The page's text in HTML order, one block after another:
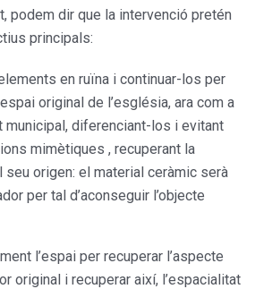
podem dir que la intervenció pretén
principals:
en ruïna i continuar-los per
original de l’església, ara com a
municipal, diferenciant-los i evitant
mimètiques , recuperant la
seu origen: el material ceràmic serà
per tal d’aconseguir l’objecte
l’espai per recuperar l’aspecte
original i recuperar així, l’espacialitat